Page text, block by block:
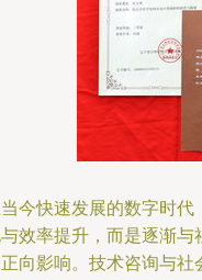
今快速发展的数字时
效率提升，而是逐渐
向影响。技术咨询与